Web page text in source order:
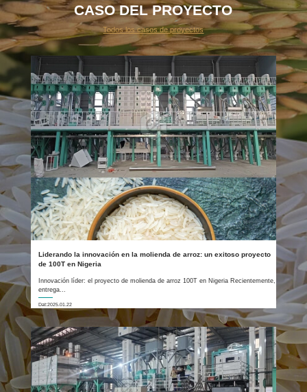
CASO DEL PROYECTO
Todos los casos de proyectos
Liderando la innovación en la molienda de arroz: un exitoso proyecto
de 100T en Nigeria
Innovación líder: el proyecto de molienda de arroz 100T en Nigeria Recientemente,
entrega...
Dat:2025.01.22